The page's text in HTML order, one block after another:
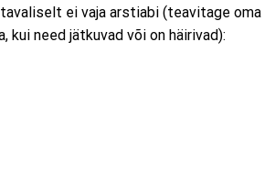
ei vaja arstiabi (teavitage oma
kui need jätkuvad või on häirivad):